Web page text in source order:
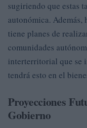
sugiriendo que estas
autonómica.
tiene planes de
comunidades
interterritorial que se
tendrá esto en el
Proyecciones
Gobierno